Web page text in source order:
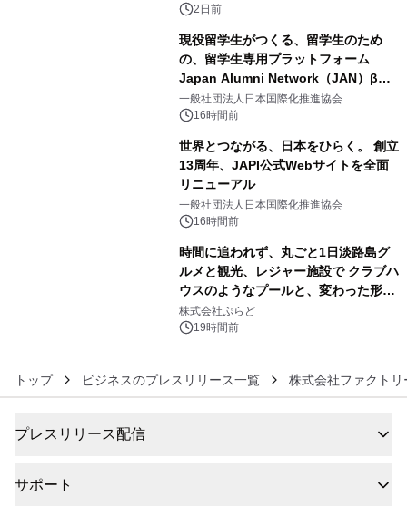
ボグッズも発売決定！
2日前
現役留学生がつくる、留学生のため
の、留学生専用プラットフォーム
Japan Alumni Network（JAN）β版
をリリース
一般社団法人日本国際化推進協会
16時間前
世界とつながる、日本をひらく。 創立
13周年、JAPI公式Webサイトを全面
リニューアル
一般社団法人日本国際化推進協会
16時間前
時間に追われず、丸ごと1日淡路島グ
ルメと観光、レジャー施設で クラブハ
ウスのようなプールと、変わった形の
サウナも 「THE BOXY AWAJI」のお
得な素泊まり連泊プランで
株式会社ぷらど
19時間前
トップ ビジネスのプレスリリース一覧 株式会社ファクト
プレスリリース配信
サポート